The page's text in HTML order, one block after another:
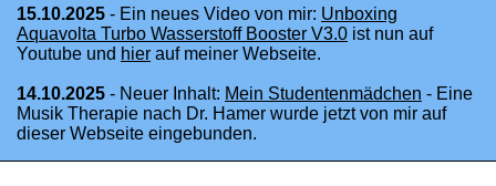
15.10.2025 - Ein neues Video von mir: Unboxing
Aquavolta Turbo Wasserstoff Booster V3.0 ist nun auf
Youtube und hier auf meiner Webseite.
14.10.2025 - Neuer Inhalt: Mein Studentenmädchen - Eine
Musik Therapie nach Dr. Hamer wurde jetzt von mir auf
dieser Webseite eingebunden.